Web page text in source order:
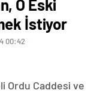
O Eski
İstiyor
00:42
Ordu Caddesi ve